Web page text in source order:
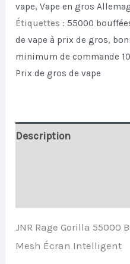
Vape
Dual
Mesh
Smart
vape,Vape en gros
Étiquettes : 55000
de vape à prix de gros,
minimum de commande
Prix de gros de vape
Description
JNR Rage Gorilla 55000
Mesh Écran Intelligent